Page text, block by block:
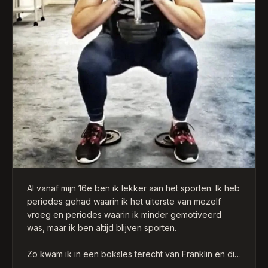
Al vanaf mijn 16e ben ik lekker aan het sporten. Ik heb
periodes gehad waarin ik het uiterste van mezelf
vroeg en periodes waarin ik minder gemotiveerd
was, maar ik ben altijd blijven sporten.
Zo kwam ik in een boksles terecht van Franklin en dit